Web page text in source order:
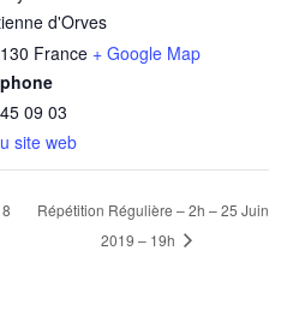
d'Orves
France + Google Map
09 03
site web
Répétition Régulière – 2h – 25 Juin
2019 – 19h